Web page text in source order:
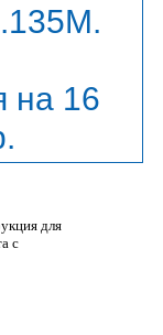
на 16
для
с